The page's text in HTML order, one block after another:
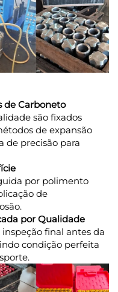
de Carboneto
são fixados
de expansão
de precisão para
por polimento
de
por Qualidade
final antes da
condição perfeita